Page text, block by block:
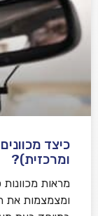
כיצד
ומרכזית)?
מראות
ומצמצמות את